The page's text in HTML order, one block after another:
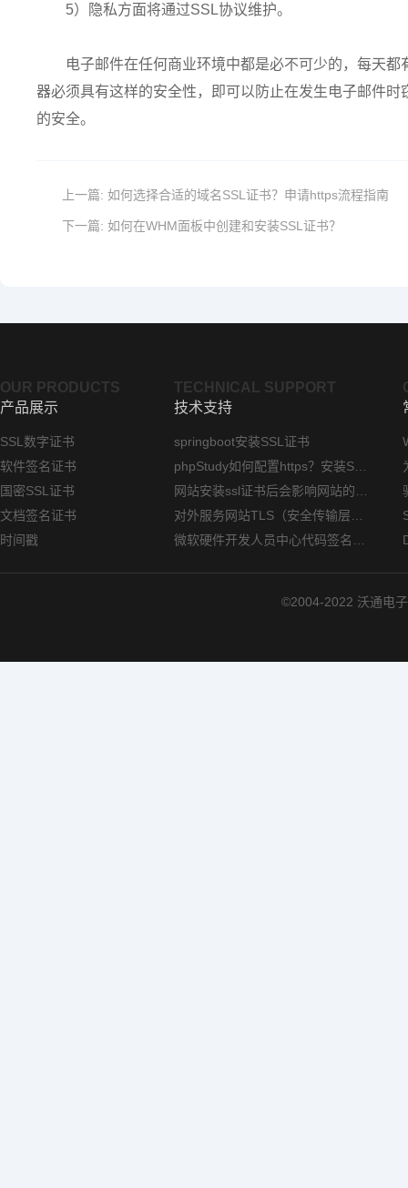
5）隐私方面将通过SSL协议维护。
电子邮件在任何商业环境中都是必不可少的，每天
器必须具有这样的安全性，即可以防止在发生电子邮件
的安全。
上一篇: 如何选择合适的域名SSL证书？申请https流程指南
下一篇: 如何在WHM面板中创建和安装SSL证书？
OUR PRODUCTS
产品展示
SSL数字证书
软件签名证书
国密SSL证书
文档签名证书
时间戳
TECHNICAL SUPPORT
技术支持
springboot安装SSL证书
©2004-2022 沃通电